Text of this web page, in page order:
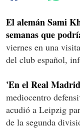
El alemán Sami
semanas que
viernes en una
del club español,
'En el Real
mediocentro
acudió a Leipzig
de la segunda